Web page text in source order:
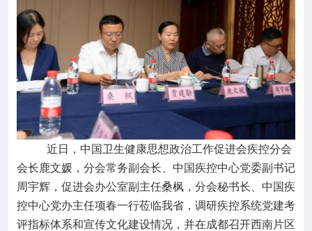
科普园地 
学术期刊
在线互动
政务公开 
近日， 中国卫生健康思想政治工作促进会疾控分会
会长鹿文媛，分会常务副会长、中国疾控中心党委副书记
周宇辉，促进会办公室副主任桑枫，分会秘书长、中国疾
控中心党办主任项春一行莅临我省，调研疾控系统党建考
评指标体系和宣传文化建设情况，并在成都召开西南片区